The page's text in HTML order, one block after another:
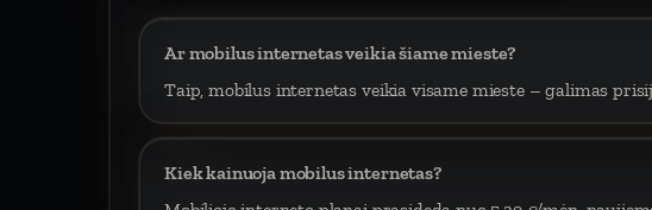
Ar mobilus internetas veikia šiame mieste?
Taip, mobilus internetas veikia visame mieste – galimas
Kiek kainuoja mobilus internetas?